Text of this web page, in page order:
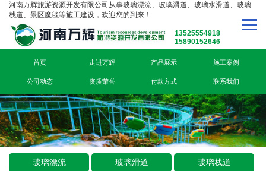
河南万辉旅游资源开发有限公司从事玻璃漂流、玻璃滑道、玻璃水滑道、玻璃
栈道、景区魔毯等施工建设，欢迎您的到来！
13525554918
15890152646
首页 走进万辉 产品展示 施工案例
公司动态 资质荣誉 付款方式 联系我们
玻璃漂流 玻璃滑道 玻璃栈道